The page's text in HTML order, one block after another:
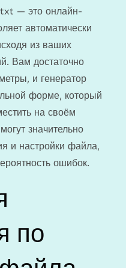
— это онлайн-
автоматически
из ваших
Вам достаточно
и генератор
форме, который
на своём
значительно
и настройки файла,
ошибок.
по